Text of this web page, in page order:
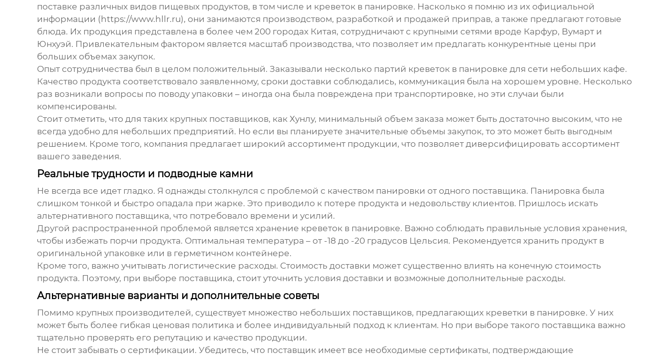
поставке различных видов пищевых продуктов, в том числе и креветок в панировке. Насколько я помню из их официальной
информации (https://www.hllr.ru), они занимаются производством, разработкой и продажей приправ, а также предлагают готовые
блюда. Их продукция представлена в более чем 200 городах Китая, сотрудничают с крупными сетями вроде Карфур, Вумарт и
Юнхуэй. Привлекательным фактором является масштаб производства, что позволяет им предлагать конкурентные цены при
больших объемах закупок.
Опыт сотрудничества был в целом положительный. Заказывали несколько партий креветок в панировке для сети небольших кафе.
Качество продукта соответствовало заявленному, сроки доставки соблюдались, коммуникация была на хорошем уровне. Несколько
раз возникали вопросы по поводу упаковки – иногда она была повреждена при транспортировке, но эти случаи были
компенсированы.
Стоит отметить, что для таких крупных поставщиков, как Хунлу, минимальный объем заказа может быть достаточно высоким, что не
всегда удобно для небольших предприятий. Но если вы планируете значительные объемы закупок, то это может быть выгодным
решением. Кроме того, компания предлагает широкий ассортимент продукции, что позволяет диверсифицировать ассортимент
вашего заведения.
Реальные трудности и подводные камни
Не всегда все идет гладко. Я однажды столкнулся с проблемой с качеством панировки от одного поставщика. Панировка была
слишком тонкой и быстро опадала при жарке. Это приводило к потере продукта и недовольству клиентов. Пришлось искать
альтернативного поставщика, что потребовало времени и усилий.
Другой распространенной проблемой является хранение креветок в панировке. Важно соблюдать правильные условия хранения,
чтобы избежать порчи продукта. Оптимальная температура – от -18 до -20 градусов Цельсия. Рекомендуется хранить продукт в
оригинальной упаковке или в герметичном контейнере.
Кроме того, важно учитывать логистические расходы. Стоимость доставки может существенно влиять на конечную стоимость
продукта. Поэтому, при выборе поставщика, стоит уточнить условия доставки и возможные дополнительные расходы.
Альтернативные варианты и дополнительные советы
Помимо крупных производителей, существует множество небольших поставщиков, предлагающих креветки в панировке. У них
может быть более гибкая ценовая политика и более индивидуальный подход к клиентам. Но при выборе такого поставщика важно
тщательно проверять его репутацию и качество продукции.
Не стоит забывать о сертификации. Убедитесь, что поставщик имеет все необходимые сертификаты, подтверждающие